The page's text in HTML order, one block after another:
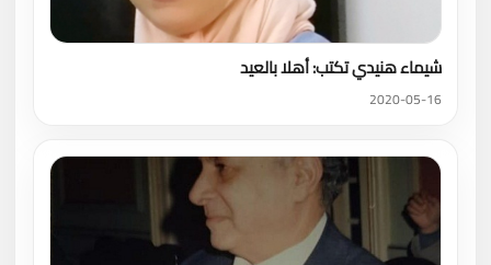
شيماء هنيدي تكتب: أهلا بالعيد
2020-05-16